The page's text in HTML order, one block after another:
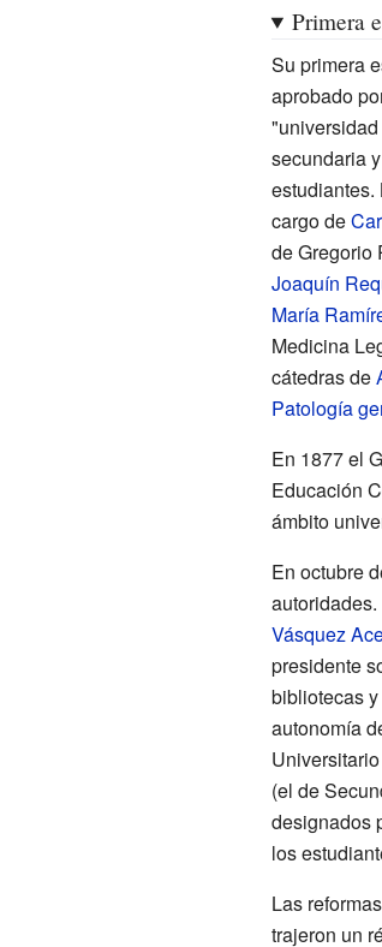
Primera
Su primera
aprobado
secundaria
estudiantes.
cargo de
de Gregorio
Joaquín
María
Medicina
cátedras de
Patología
En 1877 el
Educación
ámbito
En octubre
Vásquez
presidente
bibliotecas
autonomía
(el de
designados
los
Las
trajeron un